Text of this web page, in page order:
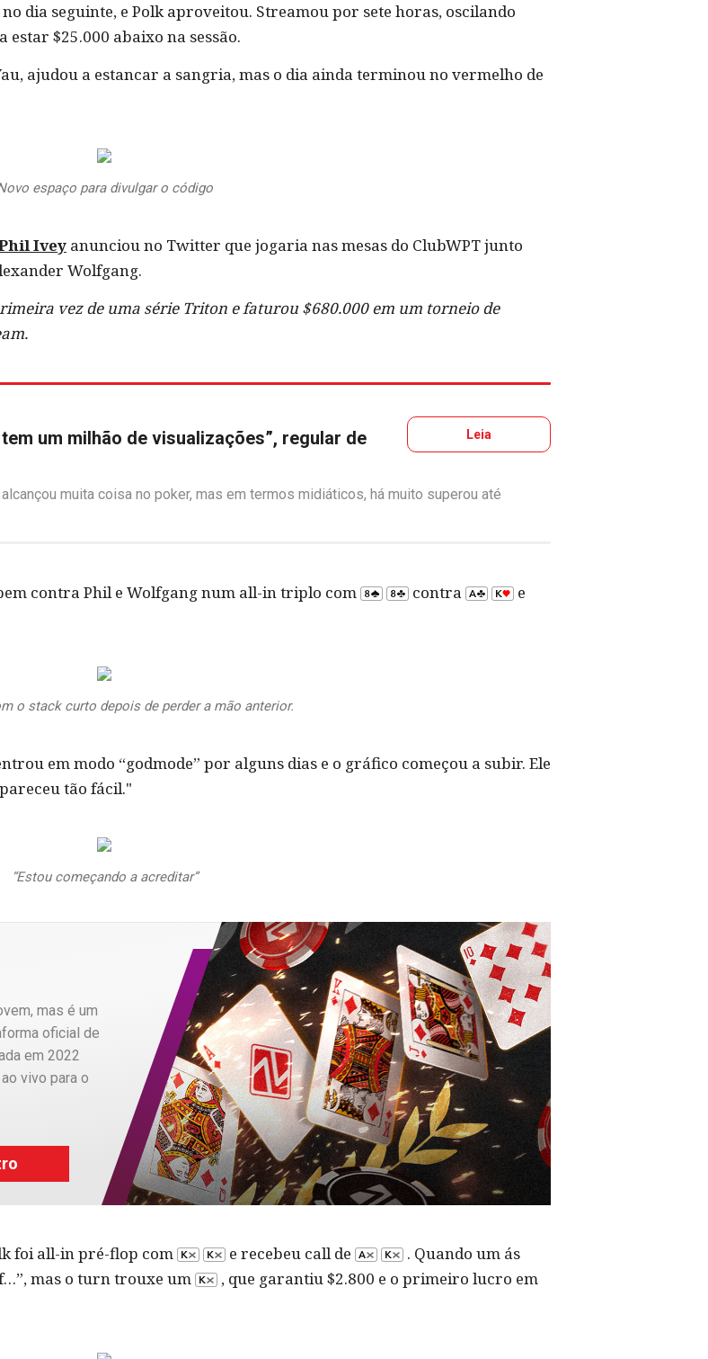
dia seguinte, e Polk aproveitou. Streamou por sete horas, oscilando
$25.000 abaixo na sessão.
ajudou a estancar a sangria, mas o dia ainda terminou no vermelho de
espaço para divulgar o código
Ivey anunciou no Twitter que jogaria nas mesas do ClubWPT junto
Wolfgang.
vez de uma série Triton e faturou $680.000 em um torneio de
um milhão de visualizações”, regular de
Leia
muita coisa no poker, mas em termos midiáticos, há muito superou até
contra Phil e Wolfgang num all-in triplo com contra
e
o stack curto depois de perder a mão anterior.
em modo “godmode” por alguns dias e o gráfico começou a subir. Ele
tão fácil."
“Estou começando a acreditar”
mas é um
oficial de
em 2022
vivo para o
foi all-in pré-flop com e recebeu call de
. Quando um ás
mas o turn trouxe um
, que garantiu $2.800 e o primeiro lucro em